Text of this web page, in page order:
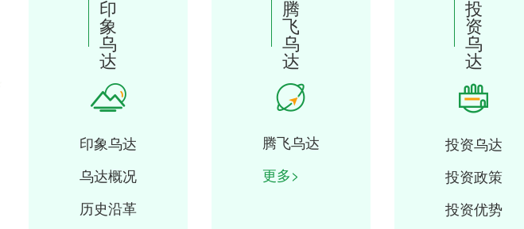
印
象
乌
达
印象乌达
乌达概况
历史沿革
腾
飞
乌
达
腾飞乌达
更多>
投
资
乌
达
投资乌达
投资政策
投资优势